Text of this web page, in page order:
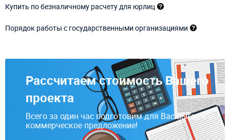
Купить по безналичному расчету для юрлиц
Порядок работы с государственными организациями
Рассчитаем стоимость Вашего
проекта
Всего за один час подготовим для Вас выгодное
коммерческое предложение!